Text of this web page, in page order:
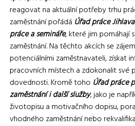
reagovat na aktuální potřeby trhu
zaměstnání pořádá Úřad práce
práce a semináře, které jim pomáhají
zaměstnání. Na těchto akcích se
potenciálními zaměstnavateli, získat
pracovních místech a zdokonalit své
dovednosti. Kromě toho Úřad práce
zaměstnání i další služby, jako je
životopisu a motivačního dopisu,
vhodného zaměstnání nebo